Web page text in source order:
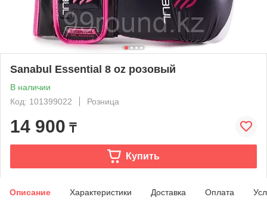
Sanabul Essential 8 oz розовый
В наличии
Код: 101399022
Розница
14 900 ₸
Купить
Описание Характеристики Доставка Оплата